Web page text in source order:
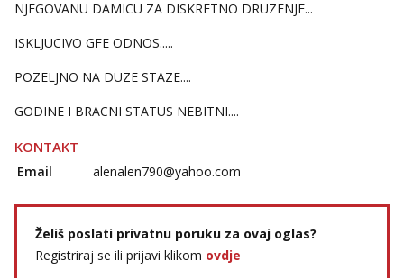
NJEGOVANU DAMICU ZA DISKRETNO DRUZENJE...
ISKLJUCIVO GFE ODNOS.....
POZELJNO NA DUZE STAZE....
GODINE I BRACNI STATUS NEBITNI....
KONTAKT
Email alenalen790@yahoo.com
Želiš poslati privatnu poruku za ovaj oglas?
Registriraj se ili prijavi klikom ovdje